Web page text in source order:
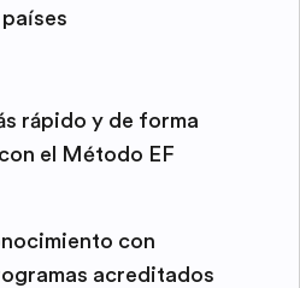
rápido y de forma
el Método EF
con
acreditados